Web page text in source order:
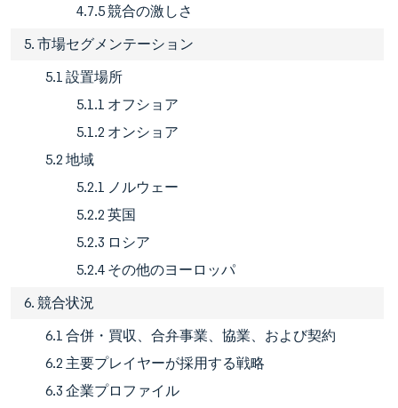
4.7.5 競合の激しさ
5. 市場セグメンテーション
5.1 設置場所
5.1.1 オフショア
5.1.2 オンショア
5.2 地域
5.2.1 ノルウェー
5.2.2 英国
5.2.3 ロシア
5.2.4 その他のヨーロッパ
6. 競合状況
6.1 合併・買収、合弁事業、協業、および契約
6.2 主要プレイヤーが採用する戦略
6.3 企業プロファイル